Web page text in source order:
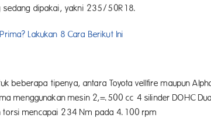
sedang dipakai, yakni 235/50R18.
Lakukan 8 Cara Berikut Ini
beberapa tipenya, antara Toyota vellfire maupun
menggunakan mesin 2,=.500 cc 4 silinder DOHC
mencapai 234 Nm pada 4.100 rpm